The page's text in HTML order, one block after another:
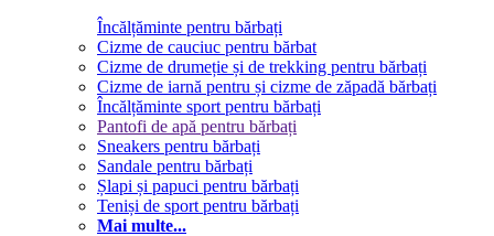
Încălțăminte pentru bărbați
Cizme de cauciuc pentru bărbat
Cizme de drumeție și de trekking pentru bărbați
Cizme de iarnă pentru și cizme de zăpadă bărbați
Încălțăminte sport pentru bărbați
Pantofi de apă pentru bărbați
Sneakers pentru bărbați
Sandale pentru bărbați
Șlapi și papuci pentru bărbați
Teniși de sport pentru bărbați
Mai multe...